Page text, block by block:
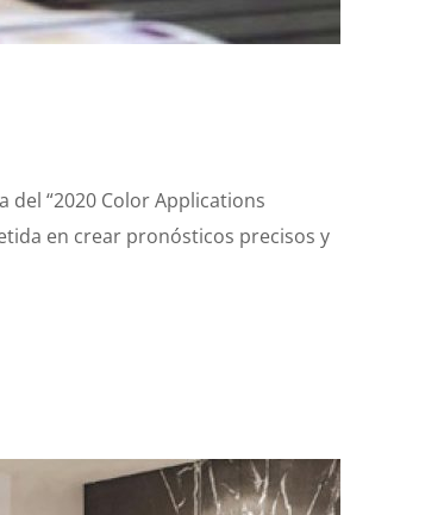
“2020 Color Applications
en crear pronósticos precisos y